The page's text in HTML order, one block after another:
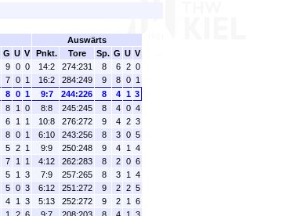
Auswärts
G U V Pnkt. Tore Sp. G U V
9 0 0 14:2 274:231 8 6 2 0
7 0 1 16:2 284:249 9 8 0 1
8 0 1 9:7 244:226 8 4 1 3
8 1 0 8:8 245:245 8 4 0 4
6 1 1 10:8 276:272 9 4 2 3
8 0 1 6:10 243:256 8 3 0 5
5 2 1 9:9 250:248 9 4 1
4
7 1 1 4:12 262:283 8 2 0 6
5 1 3 7:9 257:265 8 3 1
4
5 0 3 6:12 251:272 9 2 2 5
4 1 3 5:13 252:272 9 2 1
6